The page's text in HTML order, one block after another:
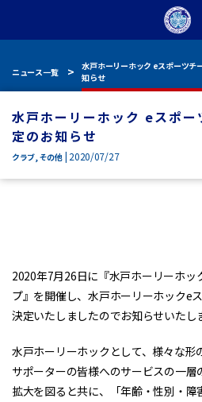
ニュース一覧
水戸ホーリーホック eスポーツチ
知らせ
水戸ホーリーホック eスポー
定のお知らせ
クラブ,その他| 2020/07/27
2020年7月26日に『水戸ホーリーホッ
プ』を開催し、水戸ホーリーホックe
決定いたしましたのでお知らせいたし
水戸ホーリーホックとして、様々な形
サポーターの皆様へのサービスの一
拡大を図ると共に、「年齢・性別・